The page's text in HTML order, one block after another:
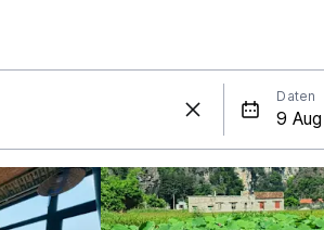
Daten